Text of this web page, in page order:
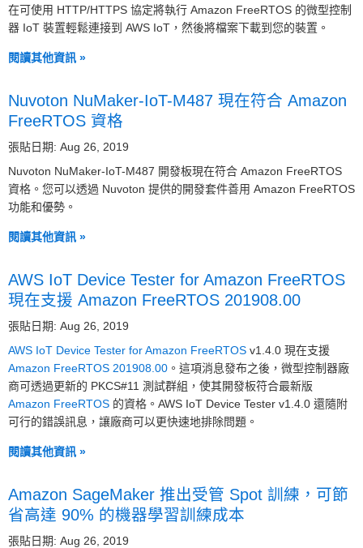
在可使用 HTTP/HTTPS 協定將執行 Amazon FreeRTOS 的微型控制
器 IoT 裝置輕鬆連接到 AWS IoT，然後將檔案下載到您的裝置。
閱讀其他資訊 »
Nuvoton NuMaker-IoT-M487 現在符合 Amazon
FreeRTOS 資格
張貼日期: Aug 26, 2019
Nuvoton NuMaker-IoT-M487 開發板現在符合 Amazon FreeRTOS
資格。您可以透過 Nuvoton 提供的開發套件善用 Amazon FreeRTOS
功能和優勢。
閱讀其他資訊 »
AWS IoT Device Tester for Amazon FreeRTOS
現在支援 Amazon FreeRTOS 201908.00
張貼日期: Aug 26, 2019
AWS IoT Device Tester for Amazon FreeRTOS v1.4.0 現在支援
Amazon FreeRTOS 201908.00 。這項消息發布之後，微型控制器廠
商可透過更新的 PKCS#11 測試群組，使其開發板符合最新版
Amazon FreeRTOS 的資格。AWS IoT Device Tester v1.4.0 還隨附
可行的錯誤訊息，讓廠商可以更快速地排除問題。
閱讀其他資訊 »
Amazon SageMaker 推出受管 Spot 訓練，可節
省高達 90% 的機器學習訓練成本
張貼日期: Aug 26, 2019